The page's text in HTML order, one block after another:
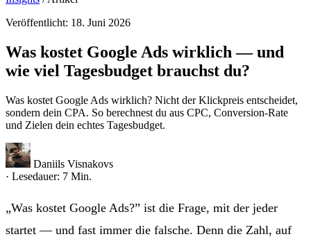
Veröffentlicht: 18. Juni 2026
Was kostet Google Ads wirklich — und
wie viel Tagesbudget brauchst du?
Was kostet Google Ads wirklich? Nicht der Klickpreis entscheidet,
sondern dein CPA. So berechnest du aus CPC, Conversion-Rate
und Zielen dein echtes Tagesbudget.
Daniils Visnakovs
· Lesedauer: 7 Min.
„Was kostet Google Ads?” ist die Frage, mit der jeder
startet — und fast immer die falsche. Denn die Zahl, auf